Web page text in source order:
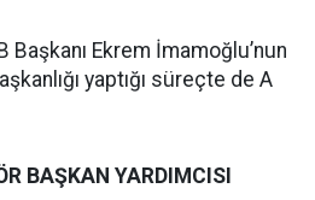
Başkanı Ekrem İmamoğlu’nun
yaptığı süreçte de A
BAŞKAN YARDIMCISI